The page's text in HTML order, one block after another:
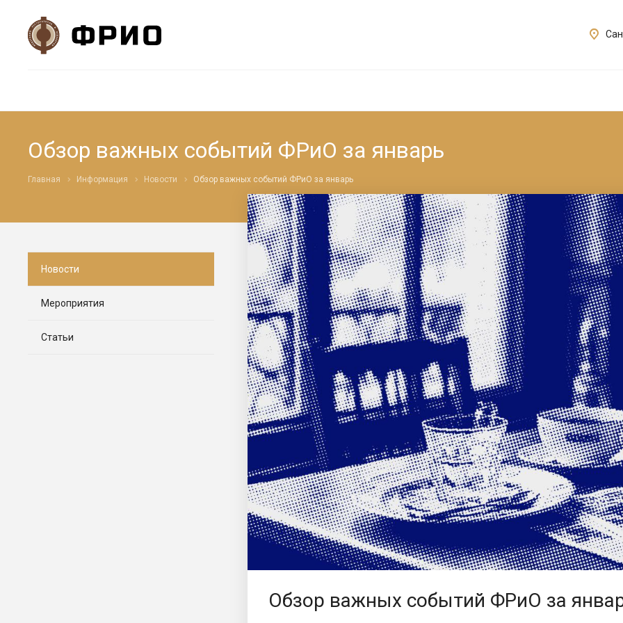
Обзор важных событий ФРиО за январь
Главная Информация Новости Обзор важных событий ФРиО за январь
Обзор важных событий ФРиО за
Новости
Мероприятия
Статьи